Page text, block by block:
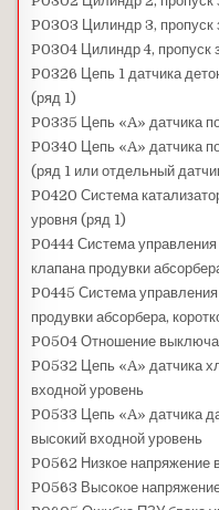
P0303 Цилиндр 3, пропуск
P0304 Цилиндр 4, пропуск
P0326 Цепь 1 датчика
(ряд 1)
P0335 Цепь «A» датчика
P0340 Цепь «A» датчика
(ряд 1 или отдельный
P0420 Система
уровня (ряд 1)
P0444 Система
клапана продувки
P0445 Система
продувки абсорбера,
P0504 Отношение
P0532 Цепь «A» датчика
входной уровень
P0533 Цепь «A» датчика
высокий входной уровень
P0562 Низкое напряжение
P0563 Высокое